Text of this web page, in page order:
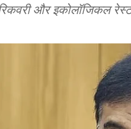
और इकोलॉजिकल